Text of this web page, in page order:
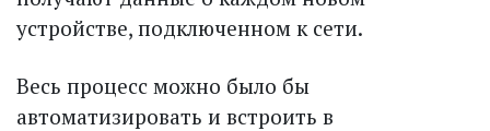
устройстве, подключенном к сети.
Весь процесс можно было бы
автоматизировать и встроить в